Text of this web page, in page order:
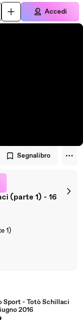
Accedi
Segnalibro
(parte 1) - 16
1)
Sport - Totò Schillaci
2016